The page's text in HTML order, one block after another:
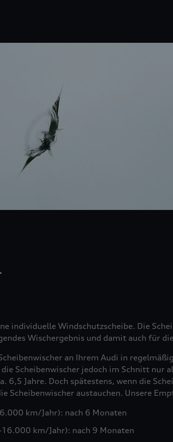
individuelle Windschutzscheibe. Die
Wischergebnis und damit auch für
an Ihrem Audi in
Scheibenwischer jedoch im Schnitt nur
6,5 Jahre. Doch spätestens, wenn die
Scheibenwischer austauchen. Unsere
km/Jahr): nach 6 Monaten
km/Jahr): nach 9 Monaten